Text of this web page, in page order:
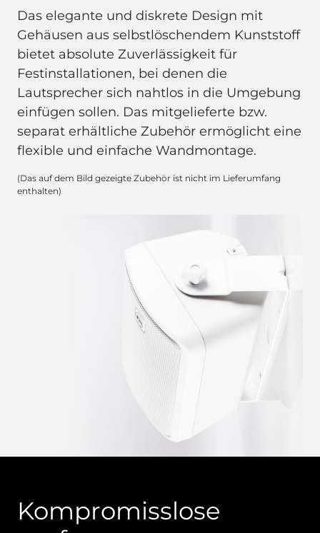
Das elegante und diskrete Design mit
Gehäusen aus selbstlöschendem Kunststoff
bietet absolute Zuverlässigkeit für
Festinstallationen, bei denen die
Lautsprecher sich nahtlos in die Umgebung
einfügen sollen. Das mitgelieferte bzw.
separat erhältliche Zubehör ermöglicht eine
flexible und einfache Wandmontage.
(Das auf dem Bild gezeigte Zubehör ist nicht im Lieferumfang
enthalten)
Kompromisslose